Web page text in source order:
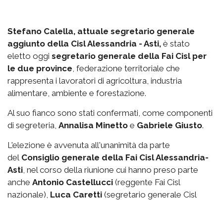
Stefano Calella, attuale segretario generale
aggiunto della Cisl Alessandria - Asti, è stato
eletto oggi segretario generale della Fai Cisl per
le due province , federazione territoriale che
rappresenta i lavoratori di agricoltura, industria
alimentare, ambiente e forestazione.
Al suo fianco sono stati confermati, come componenti
di segreteria, Annalisa Minetto e Gabriele Giusto.
L'elezione è avvenuta all'unanimità da parte
del Consiglio generale della Fai Cisl Alessandria-
Asti , nel corso della riunione cui hanno preso parte
anche Antonio Castellucci (reggente Fai Cisl
nazionale), Luca Caretti (segretario generale Cisl